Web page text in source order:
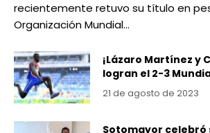
recientemente retuvo su título en
Organización Mundial…
¡Lázaro Martínez y
logran el 2-3
21 de agosto de 2023
Sotomayor celebró